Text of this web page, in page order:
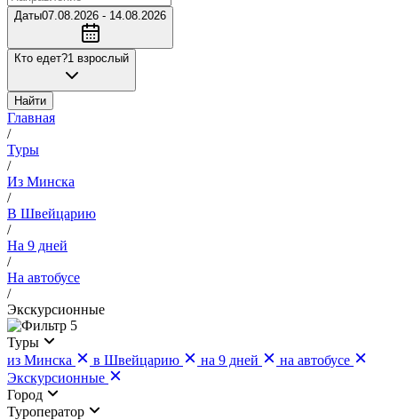
Даты07.08.2026 - 14.08.2026
Кто едет?1 взрослый
Найти
Главная
/
Туры
/
Из Минска
/
В Швейцарию
/
На 9 дней
/
На автобусе
/
Экскурсионные
5
Туры
из Минска
в Швейцарию на 9 дней
на автобусе
Экскурсионные
Город
Туроператор